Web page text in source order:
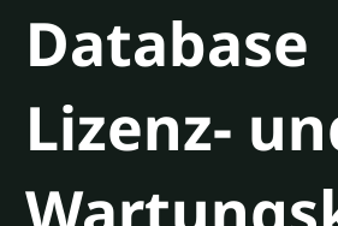
Database
Lizenz-